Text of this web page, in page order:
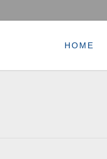
HOME